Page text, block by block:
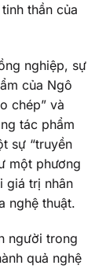
thần của
nghiệp, sự
của Ngô
chép” và
tác phẩm
sự “truyền
một phương
giá trị nhân
nghệ thuật.
người trong
quả nghệ